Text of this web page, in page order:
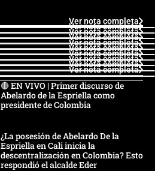
Ver nota completa
Ver nota completa
Ver nota completa
Ver nota completa
Ver nota completa
Ver nota completa
Ver nota completa
Ver nota completa
Ver nota completa
Ver nota completa
🔴 EN VIVO | Primer discurso de
Abelardo de la Espriella como
presidente de Colombia
¿La posesión de Abelardo De la
Espriella en Cali inicia la
descentralización en Colombia? Esto
respondió el alcalde Eder